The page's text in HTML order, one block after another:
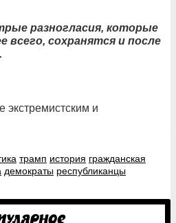
разногласия, которые
всего, сохранятся и после
экстремистским и
трамп история гражданская
демократы республиканцы